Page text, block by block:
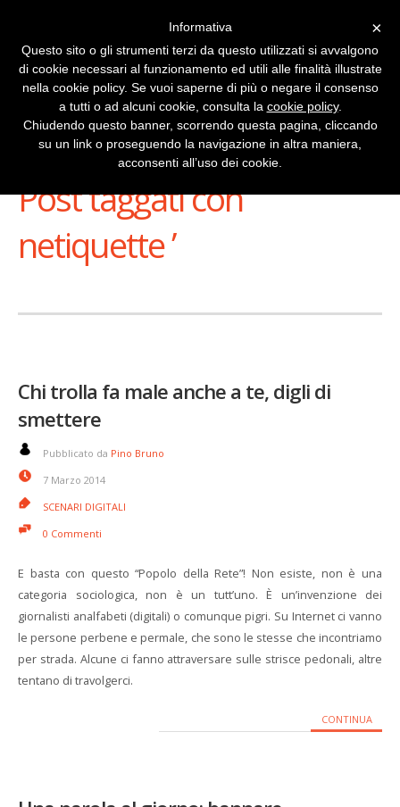
Stai Visualizzando
Post taggati con ‘
netiquette ’
Chi trolla fa male anche a te, digli di
smettere
Pubblicato da Pino Bruno
7 Marzo 2014
SCENARI DIGITALI
0 Commenti
E basta con questo “Popolo della Rete”! Non esiste, non è una
categoria sociologica, non è un tutt’uno. È un’invenzione dei
giornalisti analfabeti (digitali) o comunque pigri. Su Internet ci vanno
le persone perbene e permale, che sono le stesse che incontriamo
per strada. Alcune ci fanno attraversare sulle strisce pedonali, altre
tentano di travolgerci.
CONTINUA
×
Informativa
Questo sito o gli strumenti terzi da questo utilizzati si avvalgono
di cookie necessari al funzionamento ed utili alle finalità illustrate
nella cookie policy. Se vuoi saperne di più o negare il consenso
a tutti o ad alcuni cookie, consulta la cookie policy.
Chiudendo questo banner, scorrendo questa pagina, cliccando
su un link o proseguendo la navigazione in altra maniera,
acconsenti all’uso dei cookie.